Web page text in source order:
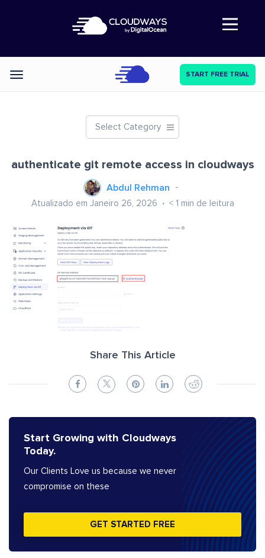
Abre a navegação
Categories START FREE TRIAL
Select Category
authenticate git remote access in cloudways
Abdul Rehman
Atualizado em Janeiro 26, 2026 < 1 min de leitura
Share This Article
Start Growing with Cloudways
Today.
Our Clients Love us because we never
compromise on these
GET STARTED FREE